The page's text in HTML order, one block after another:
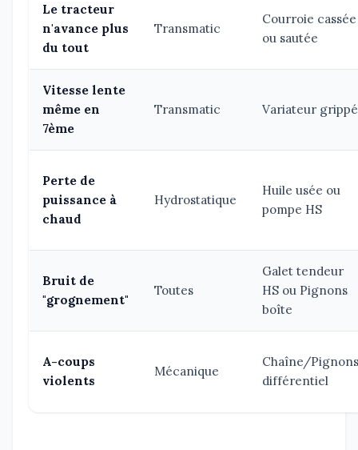
Le tracteur
n'avance plus
du tout
Transmatic
Courroie cassée
ou sautée
Vitesse lente
même en
7ème
Transmatic Variateur grippé
Perte de
puissance à
chaud
Hydrostatique
Huile usée ou
pompe HS
Bruit de
"grognement"
Toutes
Galet tendeur
HS ou Pignons
boîte
A-coups
violents
Mécanique
Chaîne/Pignons
différentiel